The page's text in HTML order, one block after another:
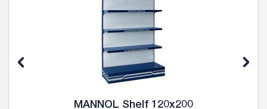
MANNOL Shelf 120x200